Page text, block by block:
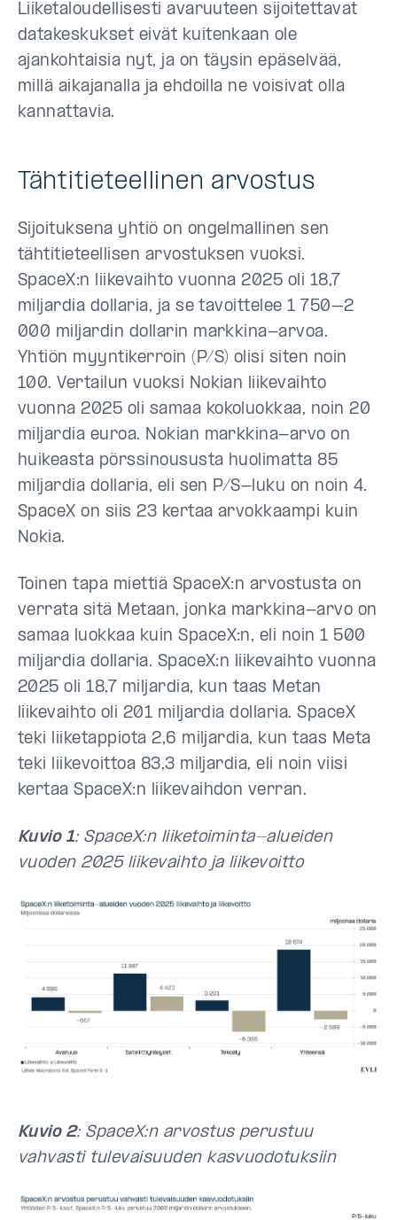
Liiketaloudellisesti avaruuteen sijoitettavat
datakeskukset eivät kuitenkaan ole
ajankohtaisia nyt, ja on täysin epäselvää,
millä aikajanalla ja ehdoilla ne voisivat olla
kannattavia.
Tähtitieteellinen arvostus
Sijoituksena yhtiö on ongelmallinen sen
tähtitieteellisen arvostuksen vuoksi.
SpaceX:n liikevaihto vuonna 2025 oli 18,7
miljardia dollaria, ja se tavoittelee 1 750–2
000 miljardin dollarin markkina-arvoa.
Yhtiön myyntikerroin (P/S) olisi siten noin
100. Vertailun vuoksi Nokian liikevaihto
vuonna 2025 oli samaa kokoluokkaa, noin 20
miljardia euroa. Nokian markkina-arvo on
huikeasta pörssinoususta huolimatta 85
miljardia dollaria, eli sen P/S-luku on noin 4.
SpaceX on siis 23 kertaa arvokkaampi kuin
Nokia.
Toinen tapa miettiä SpaceX:n arvostusta on
verrata sitä Metaan, jonka markkina-arvo on
samaa luokkaa kuin SpaceX:n, eli noin 1 500
miljardia dollaria. SpaceX:n liikevaihto vuonna
2025 oli 18,7 miljardia, kun taas Metan
liikevaihto oli 201 miljardia dollaria. SpaceX
teki liiketappiota 2,6 miljardia, kun taas Meta
teki liikevoittoa 83,3 miljardia, eli noin viisi
kertaa SpaceX:n liikevaihdon verran.
Kuvio 1: SpaceX:n liiketoiminta-alueiden
vuoden 2025 liikevaihto ja liikevoitto
Kuvio 2: SpaceX:n arvostus perustuu
vahvasti tulevaisuuden kasvuodotuksiin